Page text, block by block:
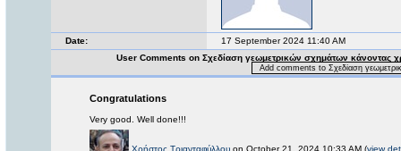
Date:
17 September 2024 11:40 AM
User Comments on Σχεδίαση γεωμετρικών σχημάτων κάνοντας
Add comments to Σχεδίαση
Congratulations
Very good. Well done!!!
Χρήστος Τριανταφύλλου on October 21, 2024 10:33 AM (view